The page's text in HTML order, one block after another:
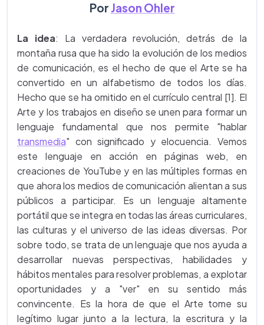
Por Jason Ohler
La idea: La verdadera revolución, detrás de la
montaña rusa que ha sido la evolución de los medios
de comunicación, es el hecho de que el Arte se ha
convertido en un alfabetismo de todos los días.
Hecho que se ha omitido en el currículo central [1]. El
Arte y los trabajos en diseño se unen para formar un
lenguaje fundamental que nos permite "hablar
transmedia" con significado y elocuencia. Vemos
este lenguaje en acción en páginas web, en
creaciones de YouTube y en las múltiples formas en
que ahora los medios de comunicación alientan a sus
públicos a participar. Es un lenguaje altamente
portátil que se integra en todas las áreas curriculares,
las culturas y el universo de las ideas diversas. Por
sobre todo, se trata de un lenguaje que nos ayuda a
desarrollar nuevas perspectivas, habilidades y
hábitos mentales para resolver problemas, a explotar
oportunidades y a "ver" en su sentido más
convincente. Es la hora de que el Arte tome su
legítimo lugar junto a la lectura, la escritura y la